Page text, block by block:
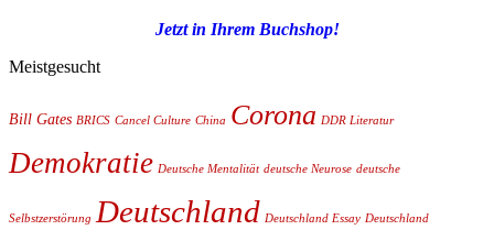
Jetzt in Ihrem Buchshop!
Meistgesucht
Bill Gates BRICS Cancel Culture China Corona DDR Literatur
Demokratie Deutsche Mentalität deutsche Neurose deutsche
Selbstzerstörung Deutschland Deutschland Essay Deutschland